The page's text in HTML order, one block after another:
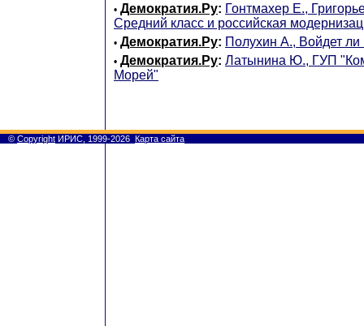
• Демократия.Ру: Гонтмахер Е.,
Средний класс и российская
• Демократия.Ру: Полухин А., Войдет ли
• Демократия.Ру: Латынина Ю., ГУП
Морей"
© Copyright ИРИС, 1999-2026 Карта сайта